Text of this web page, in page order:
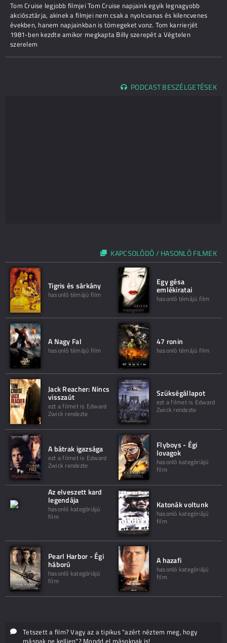
Tom Cruise legjobb filmjei Tom Cruise napjaink egyik legnagyobb
akciósztárja, akinek a filmjei nem csak a nyolcvanas és kilencvenes
években, hanem napjainkban is tömegeket vonz. Tom karrierjét
1981-ben kezdte amikor megkapta Billy szerepét a Végtelen
szerelem
PODCAST BESZÉLGETÉSEK
KAPCSOLÓDÓ / HASONLÓ FILMEK
Tigris és sárkány
hasonló témájú film
Egy gésa
emlékiratai
hasonló témájú film
A Nagy Fal
hasonló témájú film
47 ronin
hasonló témájú film
Jack Reacher: Nincs
visszaút
ezt a filmet is Edward
Zwick rendezte
Szükségállapot
ezt a filmet is Edward
Zwick rendezte
A bátrak igazsága
ezt a filmet is Edward
Zwick rendezte
Flyboys - Égi
lovagok
hasonló kategóriájú
film
Az elveszett kard
legendája
hasonló kategóriájú
film
Katonák voltunk
hasonló kategóriájú
film
Pearl Harbor - Égi
háború
hasonló kategóriájú
film
A hazafi
hasonló kategóriájú
film
Tetszett a film? Vagy az a tipikus "azért néztem meg, hogy
másnak ne kelljen"? Mondd el másoknak is!